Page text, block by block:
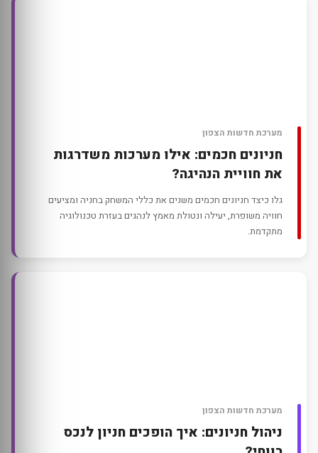
מערכת חדשות הצפון
חניונים חכמים: אילו מערכות משדרגות
את חוויית הנהיגה?
גלו כיצד חניונים חכמים משנים את כללי המשחק בחניה ומציעים
חוויה משופרת, יעילה ונטולת מאמץ לנהגים בעזרת טכנולוגיה
מתקדמת.
מערכת חדשות הצפון
ניהול חניונים: איך הופכים חניון לנכס